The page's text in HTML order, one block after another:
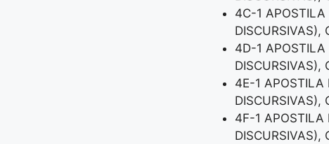
4C-1 APOSTILA
DISCURSIVAS),
4D-1 APOSTILA
DISCURSIVAS),
4E-1 APOSTILA
DISCURSIVAS),
4F-1 APOSTILA
DISCURSIVAS),